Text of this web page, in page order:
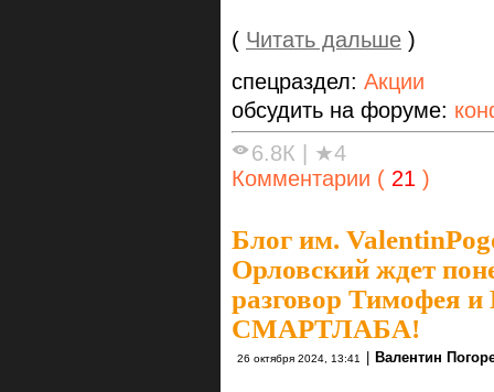
( Читать дальше )
спецраздел: Акции
обсудить на форуме:
6.8К
★4
Комментарии ( 21 )
Блог им.
Орловский ждет
разговор Тимофея
СМАРТЛАБА!
26 октября 2024, 13:41 Валентин